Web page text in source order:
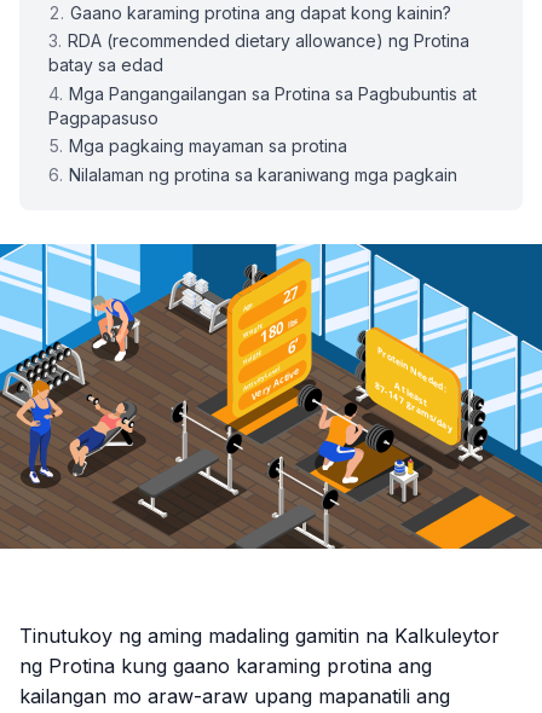
Gaano karaming protina ang dapat kong kainin?
RDA (recommended dietary allowance) ng Protina
batay sa edad
Mga Pangangailangan sa Protina sa Pagbubuntis at
Pagpapasuso
Mga pagkaing mayaman sa protina
Nilalaman ng protina sa karaniwang mga pagkain
Tinutukoy ng aming madaling gamitin na Kalkuleytor
ng Protina kung gaano karaming protina ang
kailangan mo araw-araw upang mapanatili ang